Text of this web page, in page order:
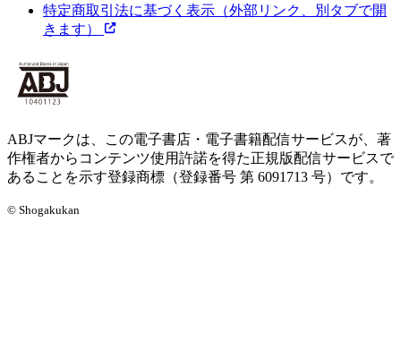
特定商取引法に基づく表示 （外部リンク、別タブで開
きます）
ABJマークは、この電子書店・電子書籍配信サービスが、著
作権者からコンテンツ使用許諾を得た正規版配信サービスで
あることを示す登録商標（登録番号 第 6091713 号）です。
© Shogakukan